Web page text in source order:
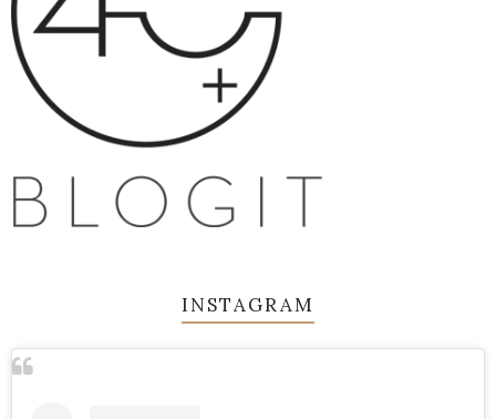
INSTAGRAM